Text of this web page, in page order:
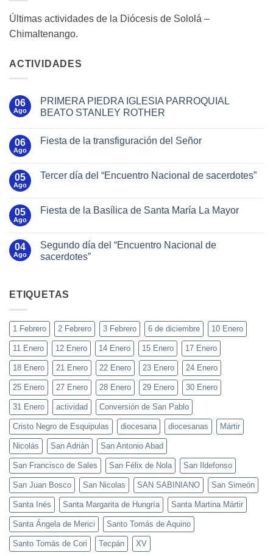
Últimas actividades de la Diócesis de Sololá –
Chimaltenango.
ACTIVIDADES
06
Ago
PRIMERA PIEDRA IGLESIA PARROQUIAL
BEATO STANLEY ROTHER
06
Ago
Fiesta de la transfiguración del Señor
05
Ago
Tercer día del “Encuentro Nacional de sacerdotes”
05
Ago
Fiesta de la Basílica de Santa María La Mayor
04
Ago
Segundo día del “Encuentro Nacional de
sacerdotes”
ETIQUETAS
1 Febrero 2 Febrero 3 Febrero 6 de diciembre 10 Enero
11 Enero 12 Enero 14 Enero 15 Enero 17 Enero
18 Enero 21 Enero 22 Enero 23 Enero 24 Enero
25 Enero 27 Enero 28 Enero 29 Enero 30 Enero
31 Enero actividad Conversión de San Pablo
Cristo Negro de Esquipulas diocesana diocesanas Mártir
Nicolás San Adrián San Antonio Abad
San Francisco de Sales San Félix de Nola San Ildefonso
San Juan Bosco San Nicolas SAN SABINIANO San Simeón
Santa Inés Santa Margarita de Hungría Santa Martina Mártir
Santa Ángela de Merici Santo Tomás de Aquino
Santo Tomás de Cori Tecpán XV